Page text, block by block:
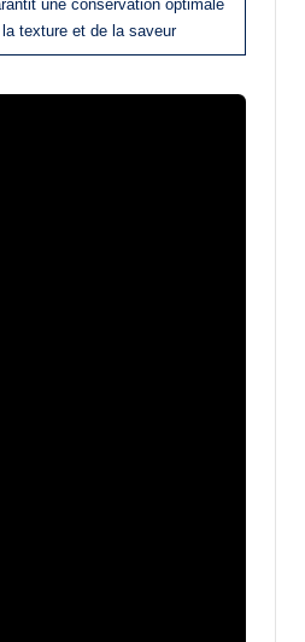
une conservation optimale
texture et de la saveur